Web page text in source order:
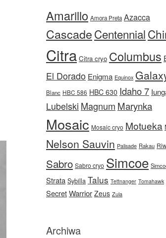
Amarillo Amora Preta Azacca
CascadeCentennial
Citra Citra cryo Columbus
El Dorado Enigma Equinox
Blanc HBC 586 HBC 630 Idaho 7
Lubelski Magnum Marynka
Mosaic Mosaic cryo Motueka
Nelson Sauvin Palisade Rakau
Sabro Sabro cryo Simcoe
Strata Sybilla Talus Tettnanger Tomahawk
SecretWarrior Zeus Zula
Archiwa